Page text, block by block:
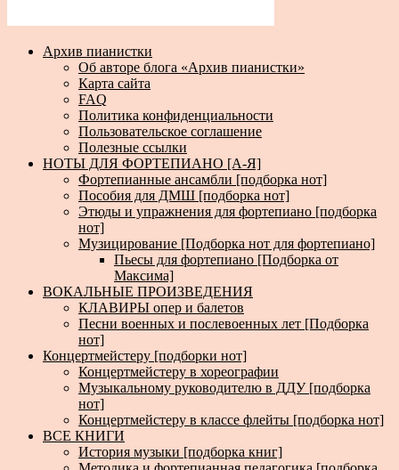
Архив пианистки
Об авторе блога «Архив пианистки»
Карта сайта
FAQ
Политика конфиденциальности
Пользовательское соглашение
Полезные ссылки
НОТЫ ДЛЯ ФОРТЕПИАНО [А-Я]
Фортепианные ансамбли [подборка нот]
Пособия для ДМШ [подборка нот]
Этюды и упражнения для фортепиано [подборка
нот]
Музицирование [Подборка нот для фортепиано]
Пьесы для фортепиано [Подборка от
Максима]
ВОКАЛЬНЫЕ ПРОИЗВЕДЕНИЯ
КЛАВИРЫ опер и балетов
Песни военных и послевоенных лет [Подборка
нот]
Концертмейстеру [подборки нот]
Концертмейстеру в хореографии
Музыкальному руководителю в ДДУ [подборка
нот]
Концертмейстеру в классе флейты [подборка нот]
ВСЕ КНИГИ
История музыки [подборка книг]